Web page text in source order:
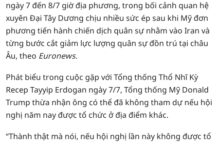
ngày 7 đến 8/7 giờ địa phương, trong bối cảnh quan hệ
xuyên Đại Tây Dương chịu nhiều sức ép sau khi Mỹ đơn
phương tiến hành chiến dịch quân sự nhằm vào Iran và
từng bước cắt giảm lực lượng quân sự đồn trú tại châu
Âu, theo Euronews.
Phát biểu trong cuộc gặp với Tổng thống Thổ Nhĩ Kỳ
Recep Tayyip Erdogan ngày 7/7, Tổng thống Mỹ Donald
Trump thừa nhận ông có thể đã không tham dự nếu hội
nghị năm nay được tổ chức ở địa điểm khác.
“Thành thật mà nói, nếu hội nghị lần này không được tổ